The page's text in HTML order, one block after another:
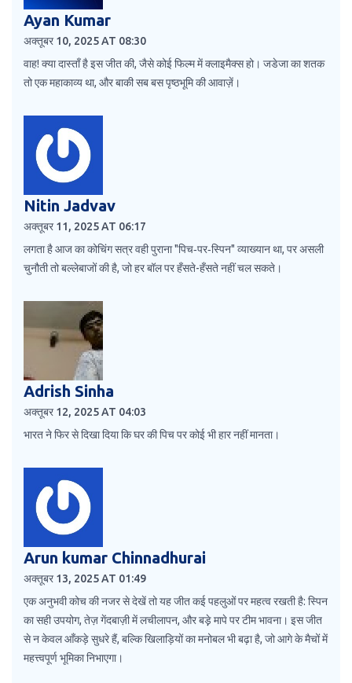
Ayan Kumar
अक्तूबर 10, 2025 AT 08:30
वाह! क्या दास्ताँ है इस जीत की, जैसे कोई फिल्म में क्लाइमैक्स हो। जडेजा का शतक
तो एक महाकाव्य था, और बाकी सब बस पृष्ठभूमि की आवाज़ें।
Nitin Jadvav
अक्तूबर 11, 2025 AT 06:17
लगता है आज का कोचिंग सत्र वही पुराना "पिच‑पर‑स्पिन" व्याख्यान था, पर असली
चुनौती तो बल्लेबाजों की है, जो हर बॉल पर हँसते-हँसते नहीं चल सकते।
Adrish Sinha
अक्तूबर 12, 2025 AT 04:03
भारत ने फिर से दिखा दिया कि घर की पिच पर कोई भी हार नहीं मानता।
Arun kumar Chinnadhurai
अक्तूबर 13, 2025 AT 01:49
एक अनुभवी कोच की नजर से देखें तो यह जीत कई पहलुओं पर महत्व रखती है: स्पिन
का सही उपयोग, तेज़ गेंदबाज़ी में लचीलापन, और बड़़े मापे पर टीम भावना। इस जीत
से न केवल आँकड़े सुधरे हैं, बल्कि खिलाड़ियों का मनोबल भी बढ़ा है, जो आगे के मैचों में
महत्त्वपूर्ण भूमिका निभाएगा।